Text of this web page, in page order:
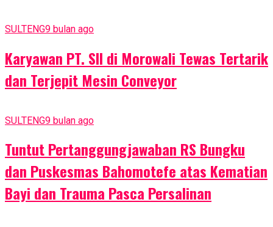
SULTENG9 bulan ago
Karyawan PT. SII di Morowali Tewas Tertarik
dan Terjepit Mesin Conveyor
SULTENG9 bulan ago
Tuntut Pertanggungjawaban RS Bungku
dan Puskesmas Bahomotefe atas Kematian
Bayi dan Trauma Pasca Persalinan